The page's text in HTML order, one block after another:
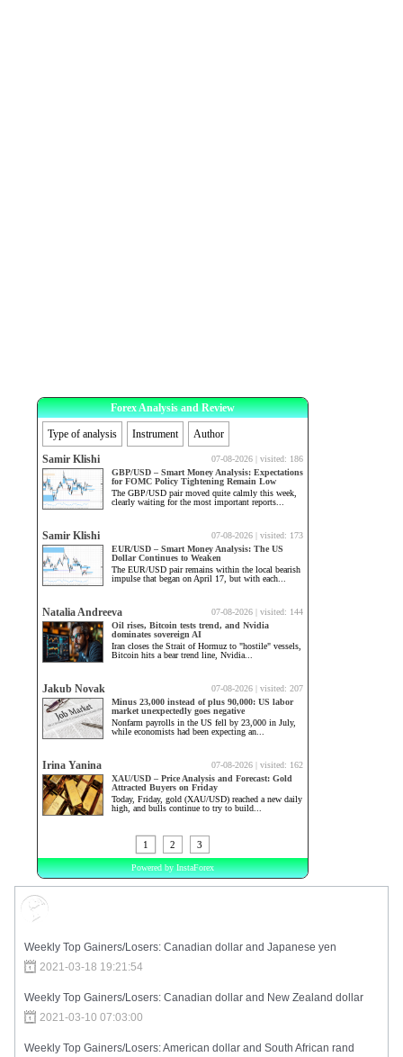
Weekly Top Gainers/Losers: Canadian dollar and Japanese yen
2021-03-18 19:21:54
Weekly Top Gainers/Losers: Canadian dollar and New Zealand dollar
2021-03-10 07:03:00
Weekly Top Gainers/Losers: American dollar and South African rand